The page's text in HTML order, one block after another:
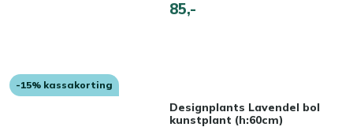
85,-
-15% kassakorting
Designplants Lavendel bol
kunstplant (h:60cm)